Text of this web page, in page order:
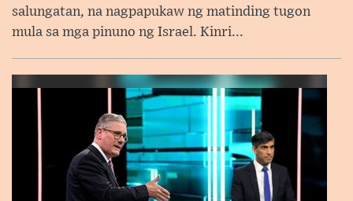
salungatan, na nagpapukaw ng matinding tugon
mula sa mga pinuno ng Israel. Kinri...